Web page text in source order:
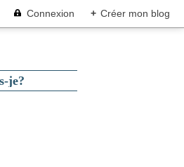
Connexion + Créer mon blog
je?